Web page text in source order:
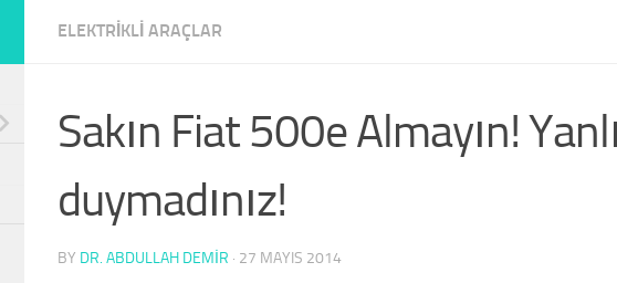
ELEKTRIKLI ARAÇLAR
Sakın Fiat 500e Almayın!
duymadınız!
BY DR. ABDULLAH DEMİR · 27 MAYIS 2014